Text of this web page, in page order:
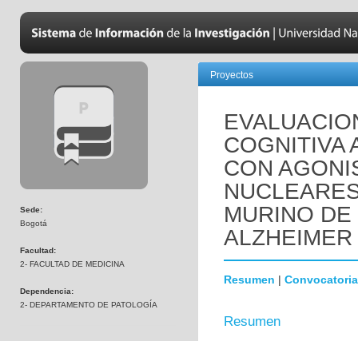
Sede:
Bogotá
Facultad:
2- FACULTAD DE MEDICINA
Dependencia:
2- DEPARTAMENTO DE PATOLOGÍA
Proyectos
COGNITIVA
CON
MURINO
Resumen | Convocatoria
Resumen